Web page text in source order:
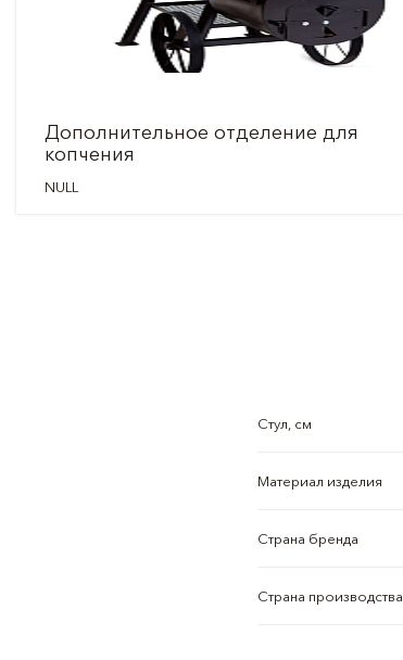
Дополнительное отделение для
копчения
NULL
Стул, см
Материал изделия
Страна бренда
Страна производства